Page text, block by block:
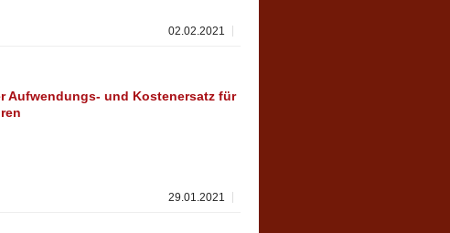
02.02.2021
Aufwendungs- und Kostenersatz für
29.01.2021